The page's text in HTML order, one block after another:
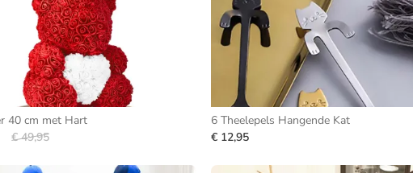
40 cm met Hart
€ 49,95
6 Theelepels Hangende Kat
€ 12,95